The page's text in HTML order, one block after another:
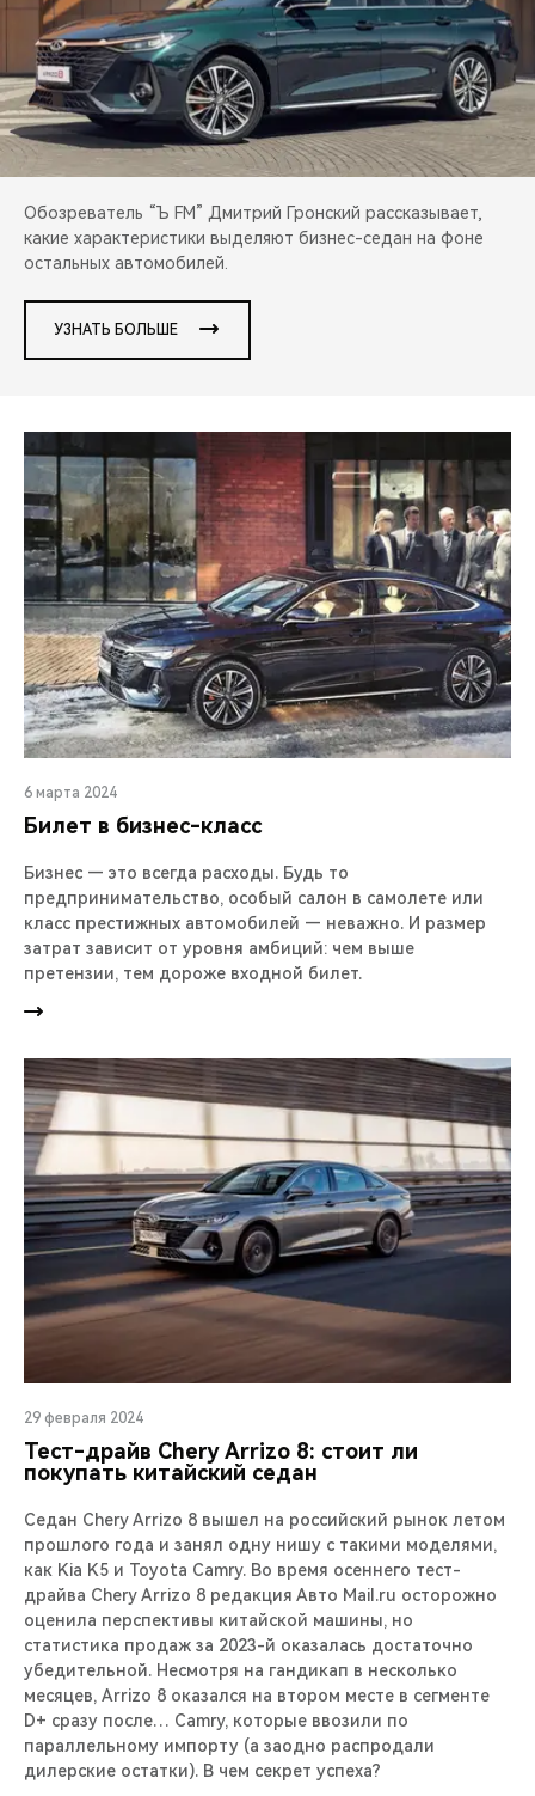
CHERY И СПОРТ
НАШИ МЕРОПРИЯТИЯ
CHERY ДЛЯ ДЕТЕЙ
Обозреватель “Ъ FM” Дмитрий Гронский рассказывает,
какие характеристики выделяют бизнес-седан на фоне
остальных автомобилей.
УЗНАТЬ БОЛЬШЕ
6 марта 2024
Билет в бизнес-класс
Бизнес — это всегда расходы. Будь то
предпринимательство, особый салон в самолете или
класс престижных автомобилей — неважно. И размер
затрат зависит от уровня амбиций: чем выше
претензии, тем дороже входной билет.
29 февраля 2024
Тест-драйв Chery Arrizo 8: стоит ли
покупать китайский седан
Седан Chery Arrizo 8 вышел на российский рынок летом
прошлого года и занял одну нишу с такими моделями,
как Kia K5 и Toyota Camry. Во время осеннего тест-
драйва Chery Arrizo 8 редакция Авто Mail.ru осторожно
оценила перспективы китайской машины, но
статистика продаж за 2023-й оказалась достаточно
убедительной. Несмотря на гандикап в несколько
месяцев, Arrizo 8 оказался на втором месте в сегменте
D+ сразу после… Camry, которые ввозили по
параллельному импорту (а заодно распродали
дилерские остатки). В чем секрет успеха?